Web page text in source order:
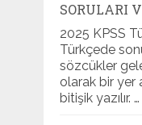
SORULARI
2025 KPSS
Türkçede
sözcükler
olarak bir yer
bitişik yazılır. …